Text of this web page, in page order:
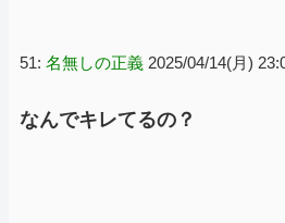
51: 名無しの正義 2025/04/14(月)
なんでキレてるの？